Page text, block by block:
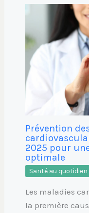
Prévention
2025 pour
optimale
Santé au quotidien
Les maladies
la première